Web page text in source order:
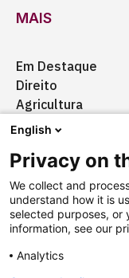
MAIS
Em Destaque
Direito
Agricultura
Certificação
Aquisições
English
Privacy on
We collect and
understand how it is
selected purposes, or
information, see our
Analytics